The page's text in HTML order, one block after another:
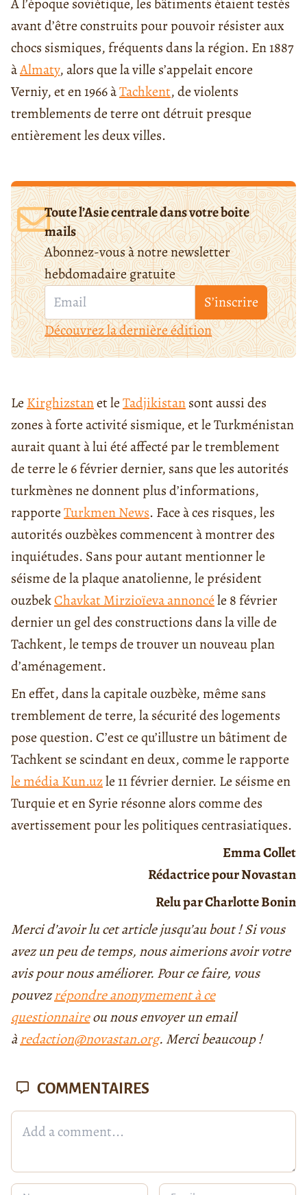
A l’époque soviétique, les bâtiments étaient testés
avant d’être construits pour pouvoir résister aux
chocs sismiques, fréquents dans la région. En 1887
àAlmaty, alors que la ville s’appelait encore
Verniy, et en 1966 àTachkent, de violents
tremblements de terre ont détruit presque
entièrement les deux villes.
Toute l’Asie centrale dans votre boite
mails
Abonnez-vous à notre newsletter
hebdomadaire gratuite
S’inscrire
Découvrez la dernière édition
Le Kirghizstanet leTadjikistansont aussi des
zones à forte activité sismique, et le Turkménistan
aurait quant à lui été affecté par le tremblement
de terre le 6 février dernier, sans que les autorités
turkmènes ne donnent plus d’informations,
rapporteTurkmen News. Face à ces risques, les
autorités ouzbèkes commencent à montrer des
inquiétudes. Sans pour autant mentionner le
séisme de la plaque anatolienne, le président
ouzbekChavkat Mirzioïeva annoncéle 8 février
dernier un gel des constructions dans la ville de
Tachkent, le temps de trouver un nouveau plan
d’aménagement.
En effet, dans la capitale ouzbèke, même sans
tremblement de terre, la sécurité des logements
pose question. C’est ce qu’illustre un bâtiment de
Tachkent se scindant en deux, comme le rapporte
le média Kun.uzle 11 février dernier. Le séisme en
Turquie et en Syrie résonne alors comme des
avertissement pour les politiques centrasiatiques.
Emma Collet
Rédactrice pour Novastan
Relu par Charlotte Bonin
Merci d’avoir lu cet article jusqu’au bout ! Si vous
avez un peu de temps, nous aimerions avoir votre
avis pour nous améliorer. Pour ce faire, vous
pouvezrépondre anonymement à ce
questionnaireou nous envoyer un email
àredaction@novastan.org. Merci beaucoup !
COMMENTAIRES